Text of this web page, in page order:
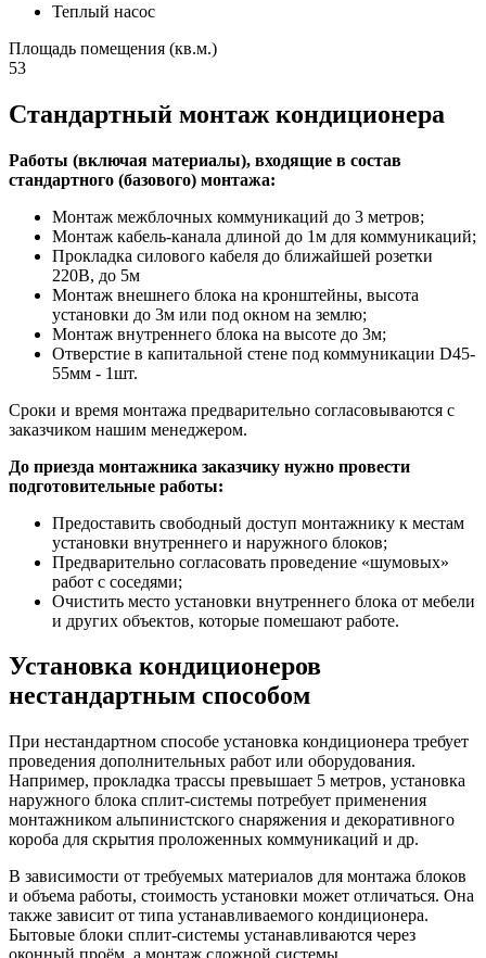
Теплый насос
Площадь помещения (кв.м.)
53
Стандартный монтаж кондиционера
Работы (включая материалы), входящие в состав
стандартного (базового) монтажа:
Монтаж межблочных коммуникаций до 3 метров;
Монтаж кабель-канала длиной до 1м для коммуникаций;
Прокладка силового кабеля до ближайшей розетки
220В, до 5м
Монтаж внешнего блока на кронштейны, высота
установки до 3м или под окном на землю;
Монтаж внутреннего блока на высоте до 3м;
Отверстие в капитальной стене под коммуникации D45-
55мм - 1шт.
Сроки и время монтажа предварительно согласовываются с
заказчиком нашим менеджером.
До приезда монтажника заказчику нужно провести
подготовительные работы:
Предоставить свободный доступ монтажнику к местам
установки внутреннего и наружного блоков;
Предварительно согласовать проведение «шумовых»
работ с соседями;
Очистить место установки внутреннего блока от мебели
и других объектов, которые помешают работе.
Установка кондиционеров
нестандартным способом
При нестандартном способе установка кондиционера требует
проведения дополнительных работ или оборудования.
Например, прокладка трассы превышает 5 метров, установка
наружного блока сплит-системы потребует применения
монтажником альпинистского снаряжения и декоративного
короба для скрытия проложенных коммуникаций и др.
В зависимости от требуемых материалов для монтажа блоков
и объема работы, стоимость установки может отличаться. Она
также зависит от типа устанавливаемого кондиционера.
Бытовые блоки сплит-системы устанавливаются через